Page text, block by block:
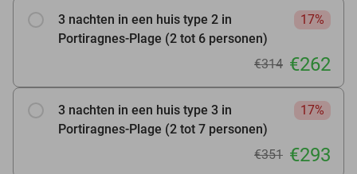
3 nachten in een huis type 2 in
Portiragnes-Plage (2 tot 6 personen)
17%
€314 €262
3 nachten in een huis type 3 in
Portiragnes-Plage (2 tot 7 personen)
17%
€351 €293